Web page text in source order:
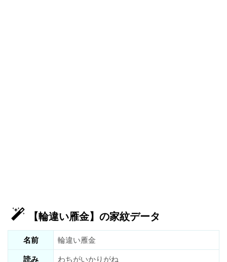
【輪違い雁金】の家紋データ
名前
輪違い雁金
読み
わちがいかりがね